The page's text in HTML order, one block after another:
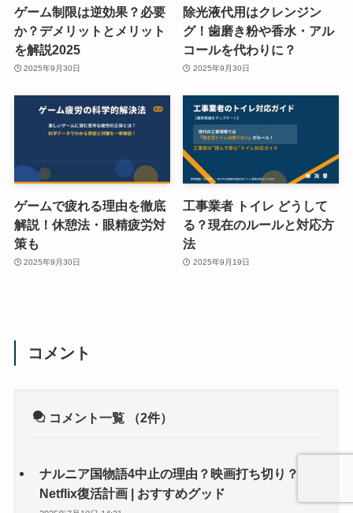
ゲーム制限は逆効果？必要
か？デメリットとメリット
を解説2025
2025年9月30日
除光液代用はクレンジン
グ！歯磨き粉や香水・アル
コールを代わりに？
2025年9月30日
ゲームで疲れる理由を徹底
解説！休憩法・眼精疲労対
策も
2025年9月30日
工事業者 トイレ どうして
る？現在のルールと対応方
法
2025年9月19日
コメント
コメント一覧 （2件）
ナルニア国物語4中止の理由？映画打ち切り？
Netflix復活計画 | おすすめグッド